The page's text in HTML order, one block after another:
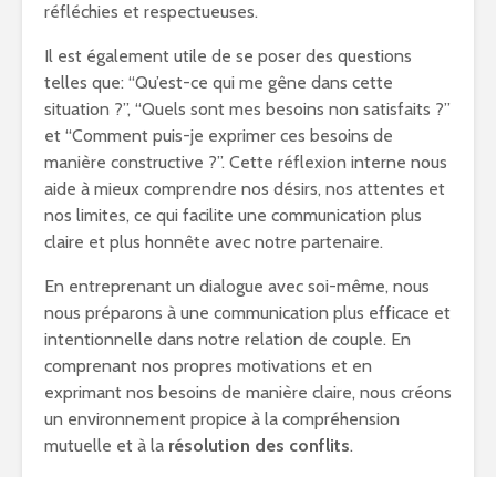
réfléchies et respectueuses.
Il est également utile de se poser des questions
telles que: “Qu’est-ce qui me gêne dans cette
situation ?”, “Quels sont mes besoins non satisfaits ?”
et “Comment puis-je exprimer ces besoins de
manière constructive ?”. Cette réflexion interne nous
aide à mieux comprendre nos désirs, nos attentes et
nos limites, ce qui facilite une communication plus
claire et plus honnête avec notre partenaire.
En entreprenant un dialogue avec soi-même, nous
nous préparons à une communication plus efficace et
intentionnelle dans notre relation de couple. En
comprenant nos propres motivations et en
exprimant nos besoins de manière claire, nous créons
un environnement propice à la compréhension
mutuelle et à la résolution des conflits.